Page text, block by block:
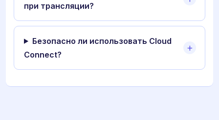
при трансляции?
Безопасно ли использовать Cloud
Connect?